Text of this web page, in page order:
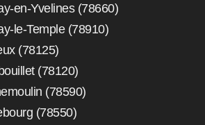
en-Yvelines (78660)
le-Temple (78910)
(78125)
(78120)
(78590)
(78550)